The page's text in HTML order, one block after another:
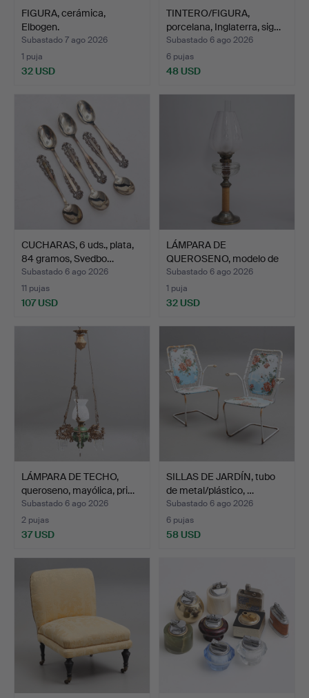
FIGURA, cerámica,
Elbogen.
Subastado 7 ago 2026
1 puja
32 USD
TINTERO/FIGURA,
porcelana, Inglaterra, sig…
Subastado 6 ago 2026
6 pujas
48 USD
CUCHARAS, 6 uds., plata,
84 gramos, Svedbo…
Subastado 6 ago 2026
11 pujas
107 USD
LÁMPARA DE
QUEROSENO, modelo de
sobremesa,…
Subastado 6 ago 2026
1 puja
32 USD
LÁMPARA DE TECHO,
queroseno, mayólica, pri…
Subastado 6 ago 2026
2 pujas
37 USD
SILLAS DE JARDÍN, tubo
de metal/plástico, …
Subastado 6 ago 2026
6 pujas
58 USD